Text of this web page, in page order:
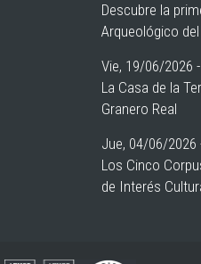
Descubre la
Arqueológico
Vie, 19/06/2026
La Casa de la
Granero Real
Jue, 04/06/2026
Los Cinco
de Interés